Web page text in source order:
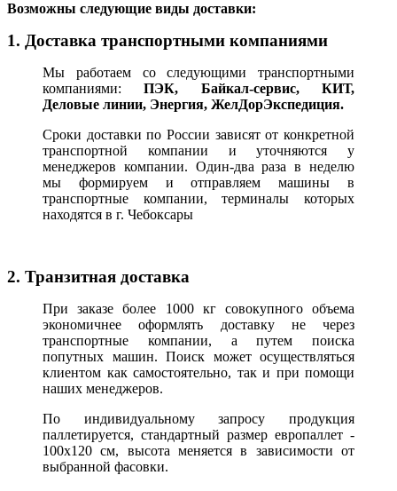
Возможны следующие виды доставки:
1. Доставка транспортными компаниями
Мы работаем со следующими транспортными
компаниями:ПЭК, Байкал-сервис, КИТ,
Деловые линии, Энергия, ЖелДорЭкспедиция.
Сроки доставки по России зависят от конкретной
транспортной компании и уточняются у
менеджеров компании. Один-два раза в неделю
мы формируем и отправляем машины в
транспортные компании, терминалы которых
находятся в г. Чебоксары
2. Транзитная доставка
При заказе более 1000 кг совокупного объема
экономичнее оформлять доставку не через
транспортные компании, а путем поиска
попутных машин. Поиск может осуществляться
клиентом как самостоятельно, так и при помощи
наших менеджеров.
По индивидуальному запросу продукция
паллетируется, стандартный размер европаллет -
100х120 см, высота меняется в зависимости от
выбранной фасовки.